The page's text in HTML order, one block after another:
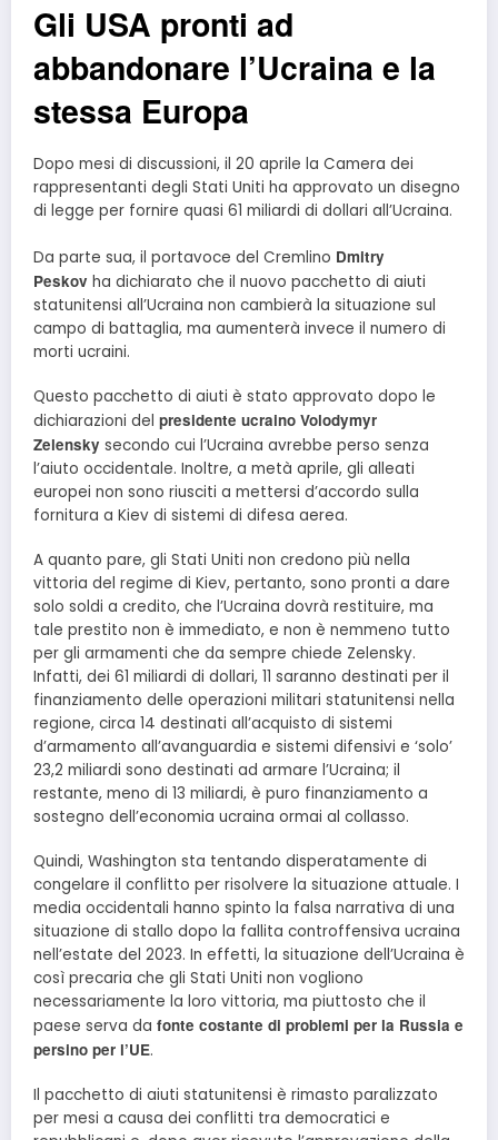
Gli USA pronti ad
abbandonare l’Ucraina e la
stessa Europa
Dopo mesi di discussioni, il 20 aprile la Camera dei
rappresentanti degli Stati Uniti ha approvato un disegno
di legge per fornire quasi 61 miliardi di dollari all’Ucraina.
Da parte sua, il portavoce del Cremlino Dmitry
Peskov ha dichiarato che il nuovo pacchetto di aiuti
statunitensi all’Ucraina non cambierà la situazione sul
campo di battaglia, ma aumenterà invece il numero di
morti ucraini.
Questo pacchetto di aiuti è stato approvato dopo le
dichiarazioni del presidente ucraino Volodymyr
Zelensky secondo cui l’Ucraina avrebbe perso senza
l’aiuto occidentale. Inoltre, a metà aprile, gli alleati
europei non sono riusciti a mettersi d’accordo sulla
fornitura a Kiev di sistemi di difesa aerea.
A quanto pare, gli Stati Uniti non credono più nella
vittoria del regime di Kiev, pertanto, sono pronti a dare
solo soldi a credito, che l’Ucraina dovrà restituire, ma
tale prestito non è immediato, e non è nemmeno tutto
per gli armamenti che da sempre chiede Zelensky.
Infatti, dei 61 miliardi di dollari, 11 saranno destinati per il
finanziamento delle operazioni militari statunitensi nella
regione, circa 14 destinati all’acquisto di sistemi
d’armamento all’avanguardia e sistemi difensivi e ‘solo’
23,2 miliardi sono destinati ad armare l’Ucraina; il
restante, meno di 13 miliardi, è puro finanziamento a
sostegno dell’economia ucraina ormai al collasso.
Quindi, Washington sta tentando disperatamente di
congelare il conflitto per risolvere la situazione attuale. I
media occidentali hanno spinto la falsa narrativa di una
situazione di stallo dopo la fallita controffensiva ucraina
nell’estate del 2023. In effetti, la situazione dell’Ucraina è
così precaria che gli Stati Uniti non vogliono
necessariamente la loro vittoria, ma piuttosto che il
paese serva da fonte costante di problemi per la Russia e
persino per l’UE.
Il pacchetto di aiuti statunitensi è rimasto paralizzato
per mesi a causa dei conflitti tra democratici e